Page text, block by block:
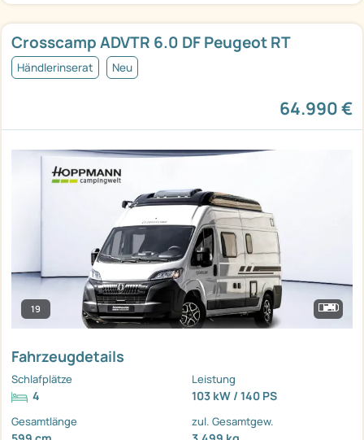
Crosscamp ADVTR 6.0 DF Peugeot RT
Händlerinserat Neu
64.990 €
19
Fahrzeugdetails
Schlafplätze
4
Leistung
103 kW / 140 PS
Gesamtlänge zul. Gesamtgew.